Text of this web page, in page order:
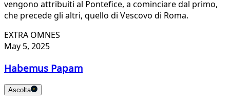
vengono attribuiti al Pontefice, a cominciare dal primo,
che precede gli altri, quello di Vescovo di Roma.
EXTRA OMNES
May 5, 2025
Habemus Papam
Ascolta